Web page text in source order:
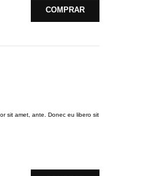
COMPRAR
sit amet, ante. Donec eu libero sit